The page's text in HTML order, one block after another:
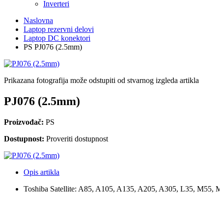
Inverteri
Naslovna
Laptop rezervni delovi
Laptop DC konektori
PS PJ076 (2.5mm)
Prikazana fotografija može odstupiti od stvarnog izgleda artikla
PJ076 (2.5mm)
Proizvođač: PS
Dostupnost: Proveriti dostupnost
Opis artikla
Toshiba Satellite: A85, A105, A135, A205, A305, L35, M55,